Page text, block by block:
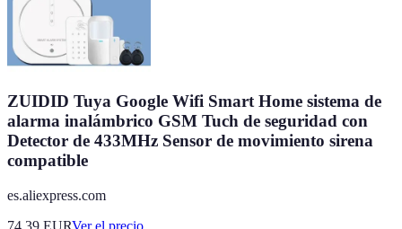
ZUIDID Tuya Google Wifi Smart Home sistema de
alarma inalámbrico GSM Tuch de seguridad con
Detector de 433MHz Sensor de movimiento sirena
compatible
es.aliexpress.com
74.39 EURVer el precio